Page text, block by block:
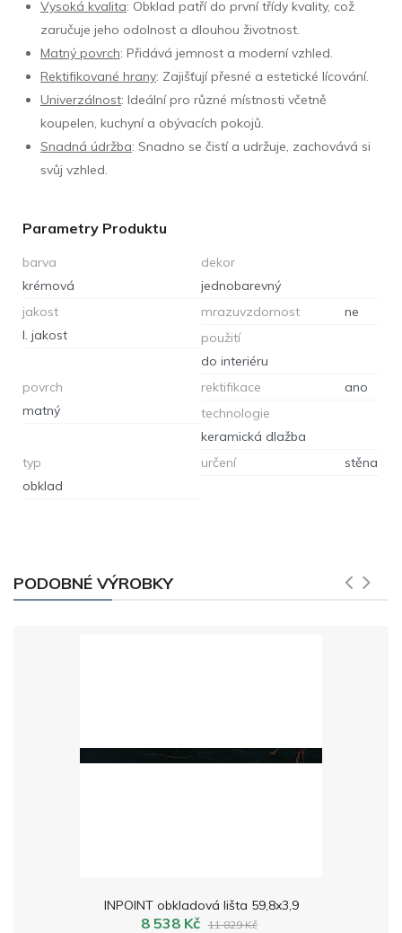
Vysoká kvalita: Obklad patří do první třídy kvality, což
zaručuje jeho odolnost a dlouhou životnost.
Matný povrch: Přidává jemnost a moderní vzhled.
Rektifikované hrany: Zajišťují přesné a estetické lícování.
Univerzálnost: Ideální pro různé místnosti včetně
koupelen, kuchyní a obývacích pokojů.
Snadná údržba: Snadno se čistí a udržuje, zachovává si
svůj vzhled.
Parametry Produktu
barva
krémová
dekor
jednobarevný
jakost
I. jakost
mrazuvzdornost
ne
použití
do interiéru
povrch
matný
rektifikace
ano
technologie
keramická dlažba
typ
obklad
určení stěna
PODOBNÉ VÝROBKY
INPOINT obkladová lišta 59,8x3,9
8 538 Kč 11 829 Kč